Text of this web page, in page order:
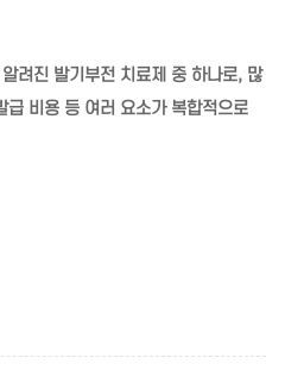
려진 발기부전 치료제 중 하나로, 많
비용 등 여러 요소가 복합적으로